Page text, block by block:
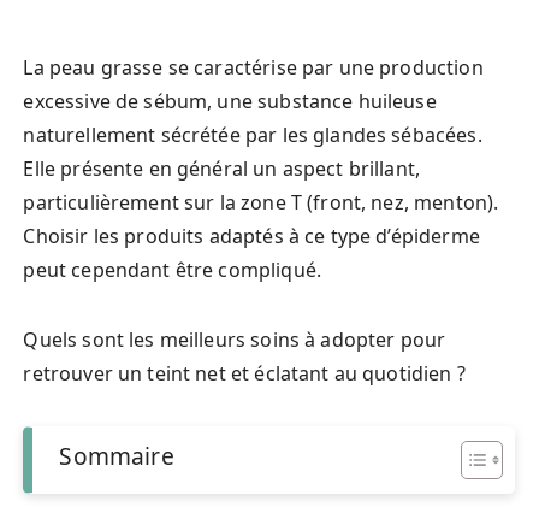
La peau grasse se caractérise par une production
excessive de sébum, une substance huileuse
naturellement sécrétée par les glandes sébacées.
Elle présente en général un aspect brillant,
particulièrement sur la zone T (front, nez, menton).
Choisir les produits adaptés à ce type d’épiderme
peut cependant être compliqué.
Quels sont les meilleurs soins à adopter pour
retrouver un teint net et éclatant au quotidien ?
Sommaire